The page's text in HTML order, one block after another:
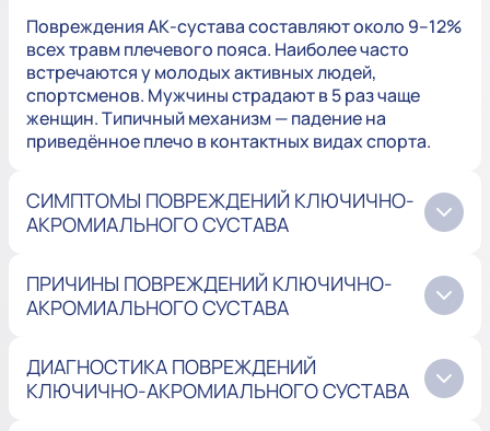
Повреждения АК-сустава составляют около 9–12%
всех травм плечевого пояса. Наиболее часто
встречаются у молодых активных людей,
спортсменов. Мужчины страдают в 5 раз чаще
женщин. Типичный механизм — падение на
приведённое плечо в контактных видах спорта.
СИМПТОМЫ ПОВРЕЖДЕНИЙ КЛЮЧИЧНО-
АКРОМИАЛЬНОГО СУСТАВА
ПРИЧИНЫ ПОВРЕЖДЕНИЙ КЛЮЧИЧНО-
АКРОМИАЛЬНОГО СУСТАВА
ДИАГНОСТИКА ПОВРЕЖДЕНИЙ
КЛЮЧИЧНО-АКРОМИАЛЬНОГО СУСТАВА